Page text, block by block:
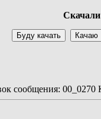
сообщения: 00_0270